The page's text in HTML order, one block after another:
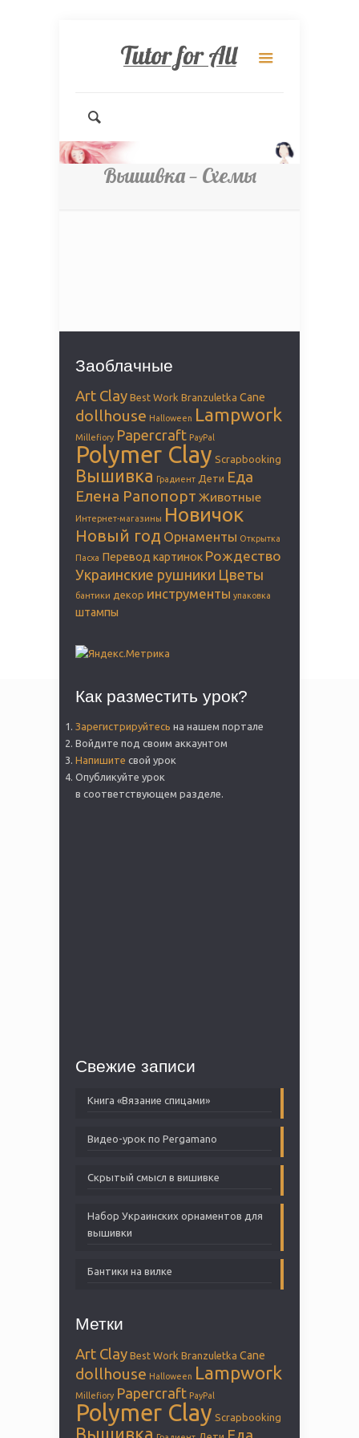
Вышивка — Схемы
Заоблачные
Art Clay Best Work Branzuletka Cane
dollhouse Halloween Lampwork
Millefiory Papercraft PayPal
Polymer Clay Scrapbooking
Вышивка Градиент Дети Еда
Елена Рапопорт Животные
Интернет-магазины Новичок
Новый год Орнаменты Открытка
Пасха Перевод картинок Рождество
Украинские рушники Цветы
бантики декор инструменты упаковка
штампы
Как разместить урок?
Зарегистрируйтесь на нашем портале
Войдите под своим аккаунтом
Напишите свой урок
Опубликуйте урок
в соответствующем разделе.
Свежие записи
Книга «Вязание спицами»
Видео-урок по Pergamano
Скрытый смысл в вишивке
Набор Украинских орнаментов для
вышивки
Бантики на вилке
Метки
Art Clay Best Work Branzuletka Cane
dollhouse Halloween Lampwork
Millefiory Papercraft PayPal
Polymer Clay Scrapbooking
Вышивка